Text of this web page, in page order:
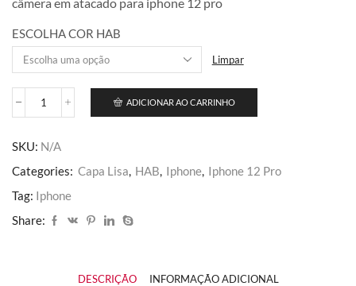
R$ 6,00
ESCOLHA COR HAB
Limpar
Iphone
quantidade
ADICIONAR AO CARRINHO
SKU: N/A
Categories: Capa Lisa, HAB, Iphone, Iphone 12 Pro
Tag: Iphone
Share:
DESCRIÇÃO INFORMAÇÃO ADICIONAL